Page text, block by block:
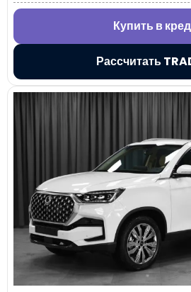
Купить в
Рассчитать